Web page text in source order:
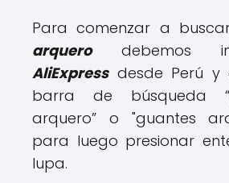
Para comenzar a
arquerodebemos
AliExpressdesde Perú y
barra de búsqueda
arquero” o "guantes
para luego presionar
lupa.